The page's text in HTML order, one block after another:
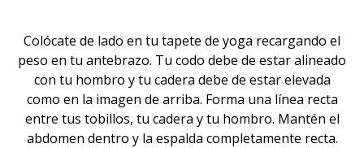
Colócate de lado en tu tapete de yoga recargando el
peso en tu antebrazo. Tu codo debe de estar alineado
con tu hombro y tu cadera debe de estar elevada
como en la imagen de arriba. Forma una línea recta
entre tus tobillos, tu cadera y tu hombro. Mantén el
abdomen dentro y la espalda completamente recta.